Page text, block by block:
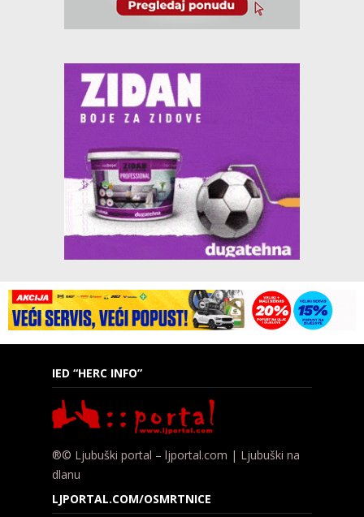
IED “HERC INFO”
®© Ljubuški portal – ljportal.com | Ljubuški na
dlanu
LJPORTAL.COM/OSMRTNICE